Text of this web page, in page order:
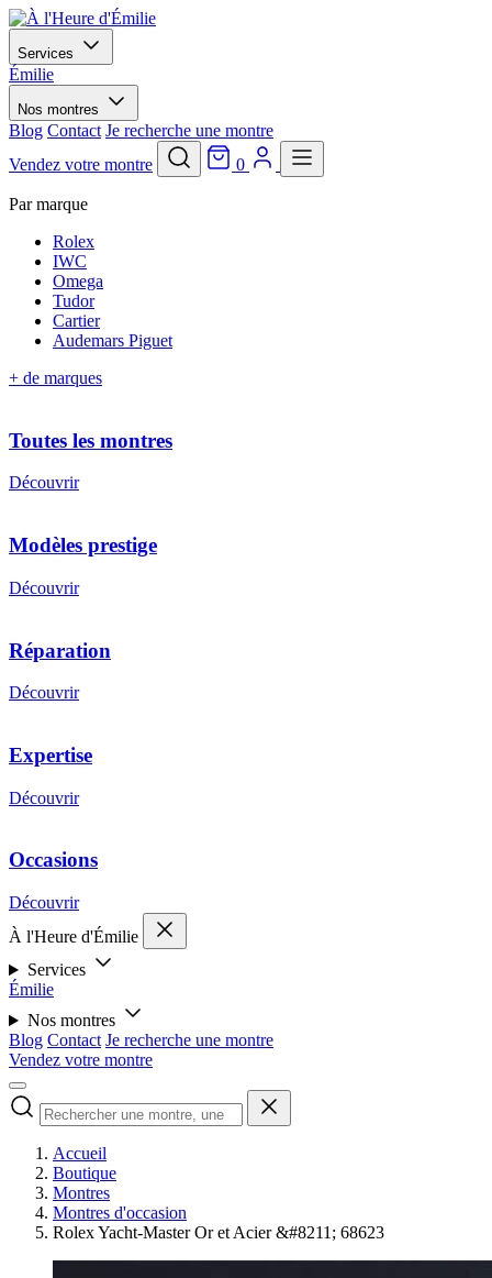
Services
Émilie
Nos montres
Blog Contact Je recherche une montre
Vendez votre montre
0
Par marque
Rolex
IWC
Omega
Tudor
Cartier
Audemars Piguet
+ de marques
Toutes les montres
Découvrir
Modèles prestige
Découvrir
Réparation
Découvrir
Expertise
Découvrir
Occasions
Découvrir
À l'Heure d'Émilie
Services
Émilie
Nos montres
Blog Contact Je recherche une montre
Vendez votre montre
Accueil
Boutique
Montres
Montres d'occasion
Rolex Yacht-Master Or et Acier &#8211; 68623